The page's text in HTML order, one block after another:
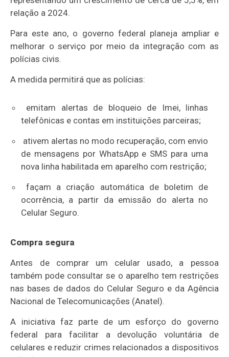
relação a 2024.
Para este ano, o governo federal planeja ampliar e
melhorar o serviço por meio da integração com as
polícias civis.
A medida permitirá que as polícias:
emitam alertas de bloqueio de Imei, linhas
telefônicas e contas em instituições parceiras;
ativem alertas no modo recuperação, com envio
de mensagens por WhatsApp e SMS para uma
nova linha habilitada em aparelho com restrição;
façam a criação automática de boletim de
ocorrência, a partir da emissão do alerta no
Celular Seguro.
Compra segura
Antes de comprar um celular usado, a pessoa
também pode consultar se o aparelho tem restrições
nas bases de dados do Celular Seguro e da Agência
Nacional de Telecomunicações (Anatel).
A iniciativa faz parte de um esforço do governo
federal para facilitar a devolução voluntária de
celulares e reduzir crimes relacionados a dispositivos